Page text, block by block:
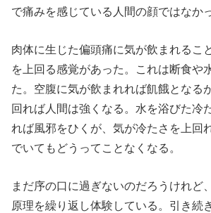
で痛みを感じている人間の顔ではなか
肉体に生じた偏頭痛に気が飲まれるこ
を上回る感覚があった。これは断食や
た。空腹に気が飲まれれば飢餓となる
回れば人間は強くなる。水を浴びた冷
れば風邪をひくが、気が冷たさを上回
でいてもどうってことなくなる。
まだ序の口に過ぎないのだろうけれど
原理を繰り返し体験している。引き続